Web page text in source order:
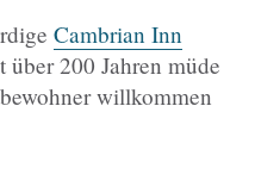
Cambrian Inn
über 200 Jahren müde
willkommen